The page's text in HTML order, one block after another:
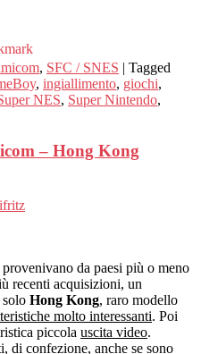
, SFC / SNES | Tagged
, ingiallimento, giochi,
NES, Super Nintendo,
– Hong Kong
da paesi più o meno
recenti acquisizioni, un
Hong Kong, raro modello
molto interessanti. Poi
piccola uscita video.
di confezione, anche se sono